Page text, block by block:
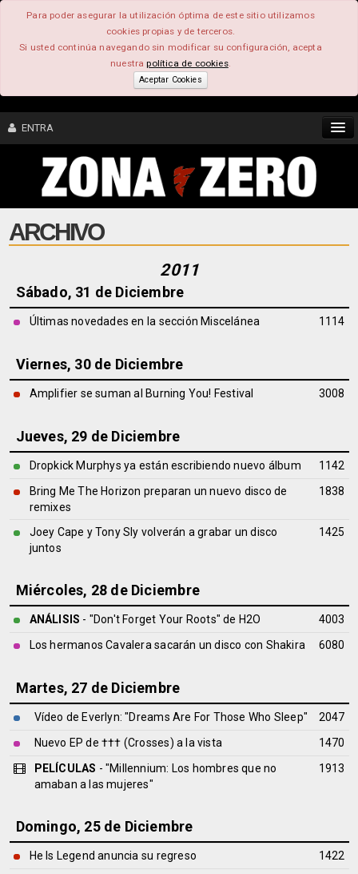
Para poder asegurar la utilización óptima de este sitio utilizamos
cookies propias y de terceros.
Si usted continúa navegando sin modificar su configuración, acepta
nuestrapolítica de cookies.
Aceptar Cookies
ENTRA
CONTENIDO
COMUNIDAD
FOROS
ARCHIVO
2011
Sábado, 31 de Diciembre
Últimas novedades en la sección Miscelánea 1114
Viernes, 30 de Diciembre
Amplifier se suman al Burning You! Festival 3008
Jueves, 29 de Diciembre
Dropkick Murphys ya están escribiendo nuevo álbum
1142
Bring Me The Horizon preparan un nuevo disco de
remixes
1838
Joey Cape y Tony Sly volverán a grabar un disco
juntos
1425
Miércoles, 28 de Diciembre
ANÁLISIS - "Don't Forget Your Roots" de H2O
4003
Los hermanos Cavalera sacarán un disco con Shakira
6080
Martes, 27 de Diciembre
Vídeo de Everlyn: "Dreams Are For Those Who Sleep"
2047
Nuevo EP de ††† (Crosses) a la vista
1470
PELÍCULAS - "Millennium: Los hombres que no
amaban a las mujeres"
1913
Domingo, 25 de Diciembre
He Is Legend anuncia su regreso
1422